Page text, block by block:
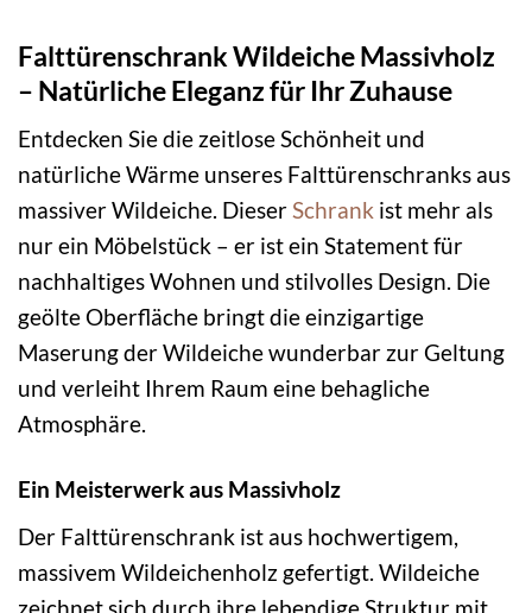
Falttürenschrank Wildeiche Massivholz
– Natürliche Eleganz für Ihr Zuhause
Entdecken Sie die zeitlose Schönheit und
natürliche Wärme unseres Falttürenschranks aus
massiver Wildeiche. DieserSchrank ist mehr als
nur ein Möbelstück – er ist ein Statement für
nachhaltiges Wohnen und stilvolles Design. Die
geölte Oberfläche bringt die einzigartige
Maserung der Wildeiche wunderbar zur Geltung
und verleiht Ihrem Raum eine behagliche
Atmosphäre.
Ein Meisterwerk aus Massivholz
Der Falttürenschrank ist aus hochwertigem,
massivem Wildeichenholz gefertigt. Wildeiche
zeichnet sich durch ihre lebendige Struktur mit